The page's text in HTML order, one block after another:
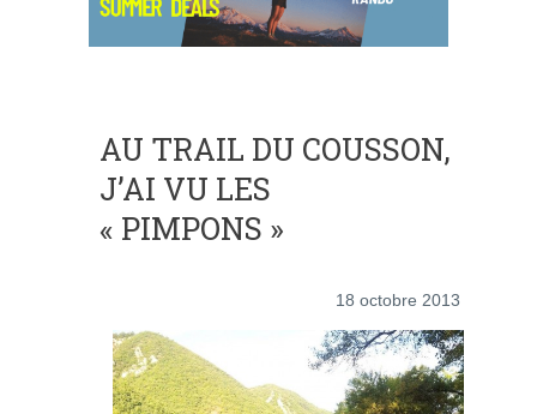
AU TRAIL DU COUSSON,
J’AI VU LES
« PIMPONS »
18 octobre 2013